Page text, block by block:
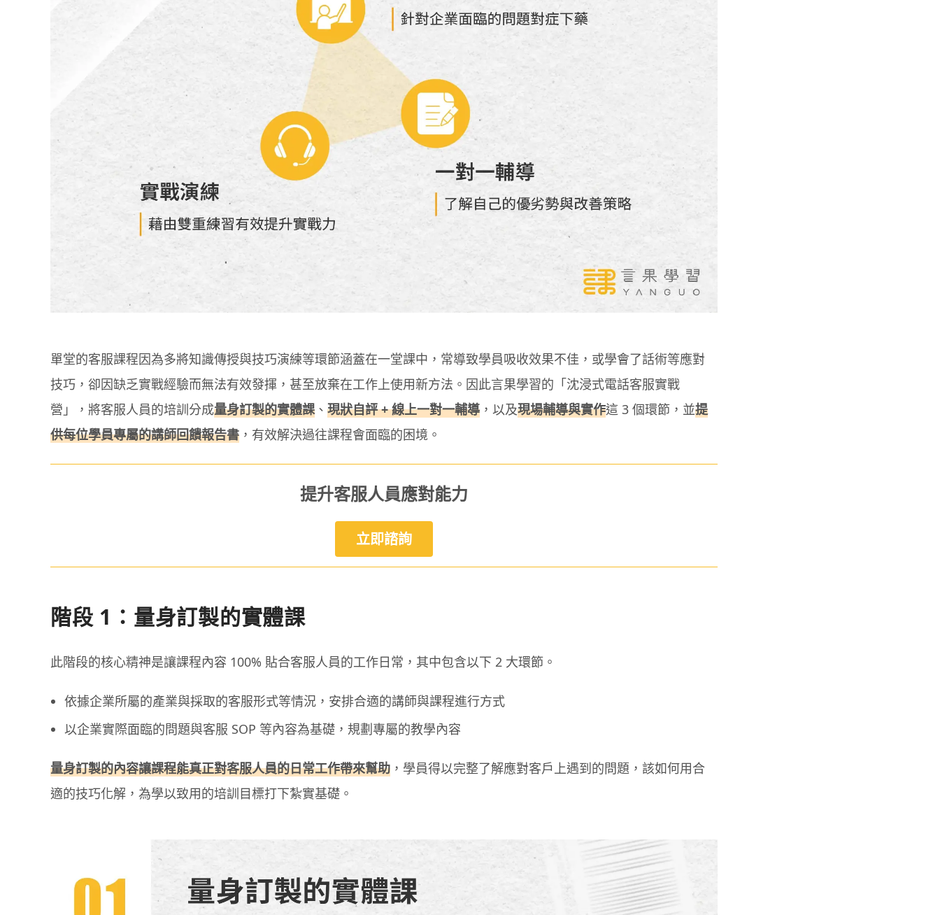
單堂的客服課程因為多將知識傳授與技巧演練等環節涵蓋在一堂課中，常導致學員吸收效果不佳，或學會了話術等應對
技巧，卻因缺乏實戰經驗而無法有效發揮，甚至放棄在工作上使用新方法。因此言果學習的「沈浸式電話客服實戰
營」，將客服人員的培訓分成量身訂製的實體課、 現狀自評 + 線上一對一輔導 ，以及現場輔導與實作這 3 個環節，並提
供每位學員專屬的講師回饋報告書 ，有效解決過往課程會面臨的困境。
提升客服人員應對能力
立即諮詢
階段 1：量身訂製的實體課
此階段的核心精神是讓課程內容 100% 貼合客服人員的工作日常，其中包含以下 2 大環節。
依據企業所屬的產業與採取的客服形式等情況，安排合適的講師與課程進行方式
以企業實際面臨的問題與客服 SOP 等內容為基礎，規劃專屬的教學內容
量身訂製的內容讓課程能真正對客服人員的日常工作帶來幫助 ，學員得以完整了解應對客戶上遇到的問題，該如何用合
適的技巧化解，為學以致用的培訓目標打下紮實基礎。